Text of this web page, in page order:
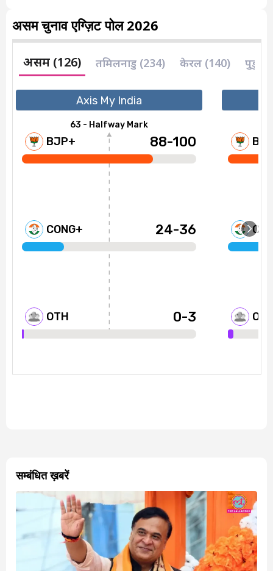
असम चुनाव एग्ज़िट पोल 2026
सम्बंधित ख़बरें